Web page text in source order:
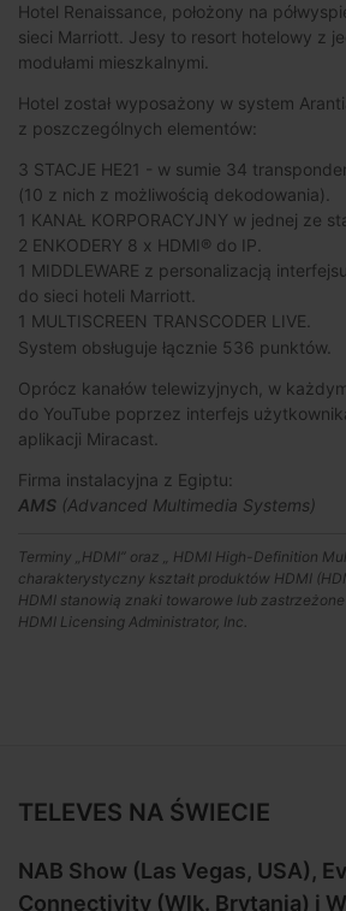
Hotel Renaissance, położony na
sieci Marriott. Jesy to resort hotelowy z
modułami mieszkalnymi.
Hotel został wyposażony w system
z poszczególnych elementów:
3 STACJE HE21 - w sumie 34
(10 z nich z możliwością dekodowania).
1 KANAŁ KORPORACYJNY w jednej ze
2 ENKODERY 8 x HDMI® do IP.
1 MIDDLEWARE z personalizacją
do sieci hoteli Marriott.
1 MULTISCREEN TRANSCODER LIVE.
System obsługuje łącznie 536 punktów.
Oprócz kanałów telewizyjnych, w
do YouTube poprzez interfejs
aplikacji Miracast.
Firma instalacyjna z Egiptu:
AMS (Advanced Multimedia Systems)
Terminy „HDMI” oraz „ HDMI High-Definition
charakterystyczny kształt produktów HDMI
HDMI stanowią znaki towarowe lub
HDMI Licensing Administrator, Inc.
TELEVES NA ŚWIECIE
NAB Show (Las Vegas, USA),
Connectivity (Wlk. Brytania) i